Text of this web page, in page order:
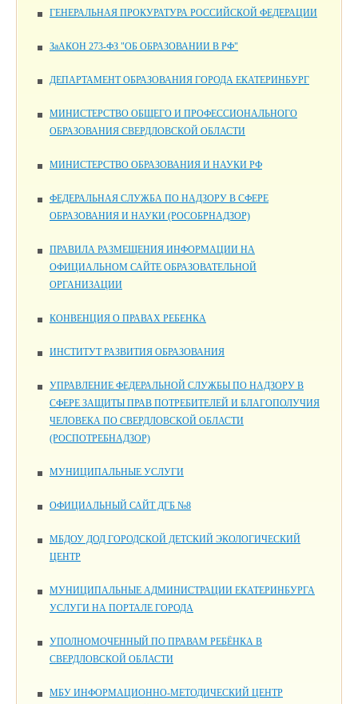
ГЕНЕРАЛЬНАЯ ПРОКУРАТУРА РОССИЙСКОЙ ФЕДЕРАЦИИ
ЗаАКОН 273-ФЗ "ОБ ОБРАЗОВАНИИ В РФ"
ДЕПАРТАМЕНТ ОБРАЗОВАНИЯ ГОРОДА ЕКАТЕРИНБУРГ
МИНИСТЕРСТВО ОБЩЕГО И ПРОФЕССИОНАЛЬНОГО
ОБРАЗОВАНИЯ СВЕРДЛОВСКОЙ ОБЛАСТИ
МИНИСТЕРСТВО ОБРАЗОВАНИЯ И НАУКИ РФ
ФЕДЕРАЛЬНАЯ СЛУЖБА ПО НАДЗОРУ В СФЕРЕ
ОБРАЗОВАНИЯ И НАУКИ (РОСОБРНАДЗОР)
ПРАВИЛА РАЗМЕЩЕНИЯ ИНФОРМАЦИИ НА
ОФИЦИАЛЬНОМ САЙТЕ ОБРАЗОВАТЕЛЬНОЙ
ОРГАНИЗАЦИИ
КОНВЕНЦИЯ О ПРАВАХ РЕБЕНКА
ИНСТИТУТ РАЗВИТИЯ ОБРАЗОВАНИЯ
УПРАВЛЕНИЕ ФЕДЕРАЛЬНОЙ СЛУЖБЫ ПО НАДЗОРУ В
СФЕРЕ ЗАЩИТЫ ПРАВ ПОТРЕБИТЕЛЕЙ И БЛАГОПОЛУЧИЯ
ЧЕЛОВЕКА ПО СВЕРДЛОВСКОЙ ОБЛАСТИ
(РОСПОТРЕБНАДЗОР)
МУНИЦИПАЛЬНЫЕ УСЛУГИ
ОФИЦИАЛЬНЫЙ САЙТ ДГБ №8
МБДОУ ДОД ГОРОДСКОЙ ДЕТСКИЙ ЭКОЛОГИЧЕСКИЙ
ЦЕНТР
МУНИЦИПАЛЬНЫЕ АДМИНИСТРАЦИИ ЕКАТЕРИНБУРГА
УСЛУГИ НА ПОРТАЛЕ ГОРОДА
УПОЛНОМОЧЕННЫЙ ПО ПРАВАМ РЕБЁНКА В
СВЕРДЛОВСКОЙ ОБЛАСТИ
МБУ ИНФОРМАЦИОННО-МЕТОДИЧЕСКИЙ ЦЕНТР